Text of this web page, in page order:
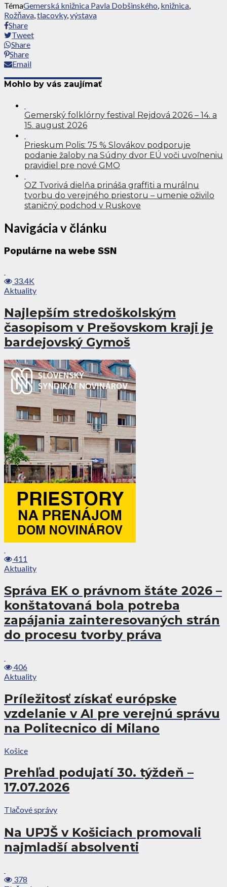
TémaGemerská knižnica Pavla Dobšinského, knižnica,
Rožňava,tlacovky,výstava
Share
Tweet
Share
Share
Email
Mohlo by vás zaujímať
Gemerský folklórny festival Rejdová 2026 – 14. a
15. august 2026
Prieskum Polis: 75 % Slovákov podporuje
podanie žaloby na Súdny dvor EÚ voči uvoľneniu
pravidiel pre nové GMO
OZ Tvorivá dielňa prináša graffiti a murálnu
tvorbu do verejného priestoru – umenie oživilo
staničný podchod v Ruskove
Navigácia v článku
Populárne na webe SSN
33.4K
Aktuality
Najlepším stredoškolským
časopisom v Prešovskom kraji je
bardejovský Gymoš
411
Aktuality
Správa EK o právnom štáte 2026 –
konštatovaná bola potreba
zapájania zainteresovaných strán
do procesu tvorby práva
406
Aktuality
Príležitosť získať európske
vzdelanie v AI pre verejnú správu
na Politecnico di Milano
Košice
Prehľad podujatí 30. týždeň –
17.07.2026
Tlačové správy
Na UPJŠ v Košiciach promovali
najmladší absolventi
378